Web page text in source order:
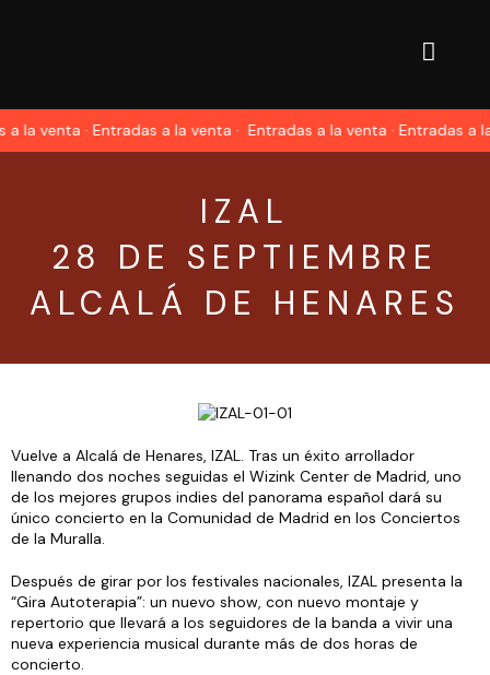
la venta · Entradas a la venta ·Entradas a la venta · Entradas a
IZAL
28 DE SEPTIEMBRE
ALCALÁ DE HENARES
Vuelve a Alcalá de Henares, IZAL. Tras un éxito arrollador
llenando dos noches seguidas el Wizink Center de Madrid, uno
de los mejores grupos indies del panorama español dará su
único concierto en la Comunidad de Madrid en los Conciertos
de la Muralla.
Después de girar por los festivales nacionales, IZAL presenta la
“Gira Autoterapia”: un nuevo show, con nuevo montaje y
repertorio que llevará a los seguidores de la banda a vivir una
nueva experiencia musical durante más de dos horas de
concierto.